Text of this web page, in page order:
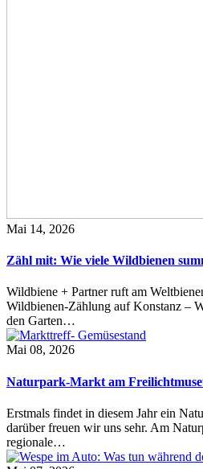
Mai 14, 2026
Zähl mit: Wie viele Wildbienen
Wildbiene + Partner ruft am
Wildbienen-Zählung auf Konstanz –
den Garten…
Mai 08, 2026
Naturpark-Markt am
Erstmals findet in diesem Jahr ein
darüber freuen wir uns sehr. Am
regionale…